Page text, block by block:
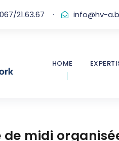
067/21.63.67 · info@hv-
HOME
de midi